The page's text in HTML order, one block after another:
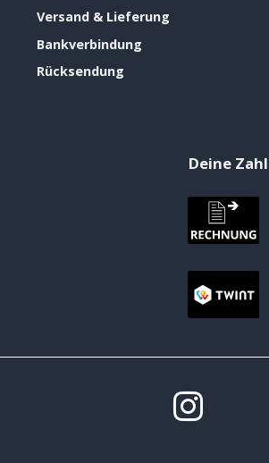
Versand & Lieferung
Bankverbindung
Rücksendung
Deine